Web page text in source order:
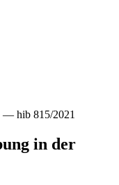
hib 815/2021
in der